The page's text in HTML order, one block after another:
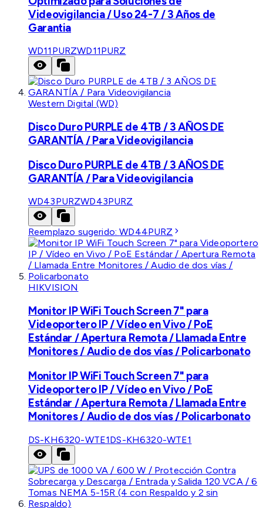
Videovigilancia / Uso 24-7 / 3 Años de
Garantia
WD11PURZWD11PURZ
Western Digital (WD)
Disco Duro PURPLE de 4TB / 3 AÑOS DE
GARANTÍA / Para Videovigilancia
Disco Duro PURPLE de 4TB / 3 AÑOS DE
GARANTÍA / Para Videovigilancia
WD43PURZWD43PURZ
Reemplazo sugerido:WD44PURZ
HIKVISION
Monitor IP WiFi Touch Screen 7" para
Videoportero IP / Vídeo en Vivo / PoE
Estándar / Apertura Remota / Llamada Entre
Monitores / Audio de dos vías / Policarbonato
Monitor IP WiFi Touch Screen 7" para
Videoportero IP / Vídeo en Vivo / PoE
Estándar / Apertura Remota / Llamada Entre
Monitores / Audio de dos vías / Policarbonato
DS-KH6320-WTE1DS-KH6320-WTE1